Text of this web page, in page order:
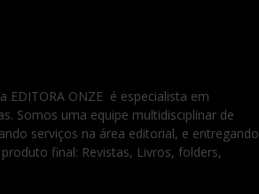
EDITORA ONZE é especialista em
Somos uma equipe multidisciplinar de
serviços na área editorial, e entregando
final: Revistas, Livros, folders,